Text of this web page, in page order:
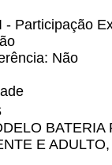
Participação
Não
E